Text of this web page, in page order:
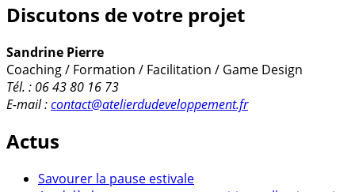
Discutons de votre projet
Sandrine Pierre
Coaching / Formation / Facilitation / Game Design
Tél. : 06 43 80 16 73
E-mail :contact@atelierdudeveloppement.fr
Actus
Savourer la pause estivale